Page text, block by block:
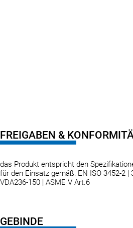
FREIGABEN &
das Produkt entspricht den
für den Einsatz gemäß: EN ISO 3452-2 |
VDA236-150 | ASME V Art.6
GEBINDE